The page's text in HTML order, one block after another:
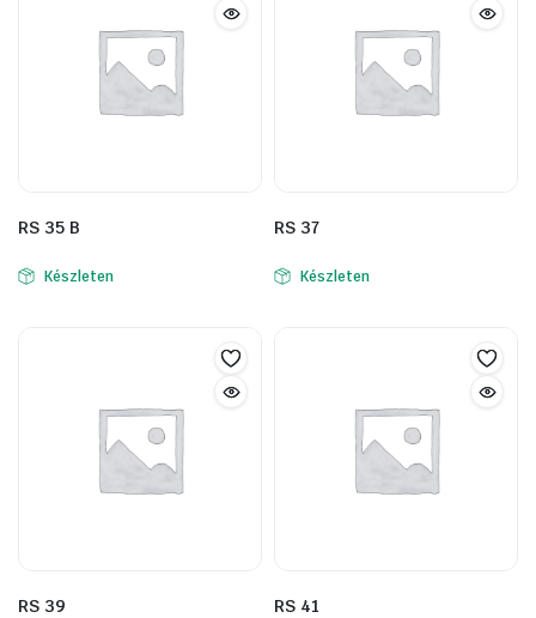
RS 35 B
Készleten
RS 37
Készleten
RS 39 RS 41